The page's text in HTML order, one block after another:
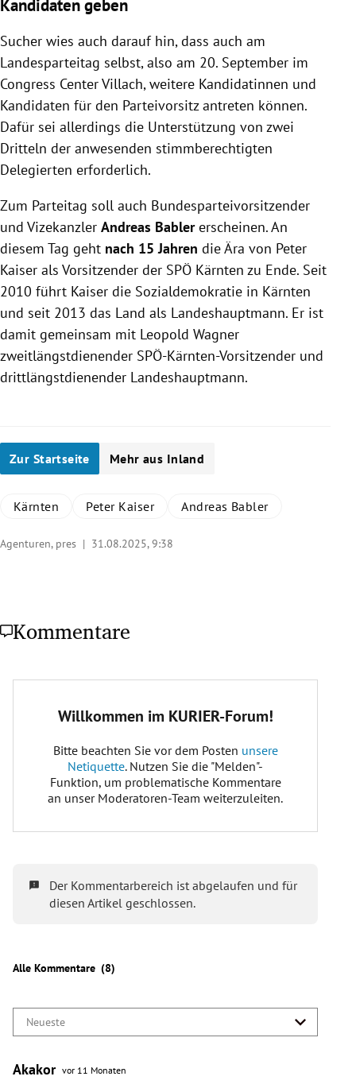
Kandidaten geben
Sucher wies auch darauf hin, dass auch am
Landesparteitag selbst, also am 20. September im
Congress Center Villach, weitere Kandidatinnen und
Kandidaten für den Parteivorsitz antreten können.
Dafür sei allerdings die Unterstützung von zwei
Dritteln der anwesenden stimmberechtigten
Delegierten erforderlich.
Zum Parteitag soll auch Bundesparteivorsitzender
und Vizekanzler Andreas Bablererscheinen. An
diesem Tag geht nach 15 Jahren die Ära von Peter
Kaiser als Vorsitzender der SPÖ Kärnten zu Ende. Seit
2010 führt Kaiser die Sozialdemokratie in Kärnten
und seit 2013 das Land als Landeshauptmann. Er ist
damit gemeinsam mit Leopold Wagner
zweitlängstdienender SPÖ-Kärnten-Vorsitzender und
drittlängstdienender Landeshauptmann.
Zur Startseite Mehr aus Inland
Kärnten Peter Kaiser Andreas Babler
Agenturen, pres | 31.08.2025, 9:38
Kommentare